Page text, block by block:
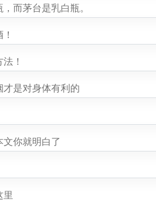
而茅台是乳白瓶。
！
是对身体有利的
你就明白了
里